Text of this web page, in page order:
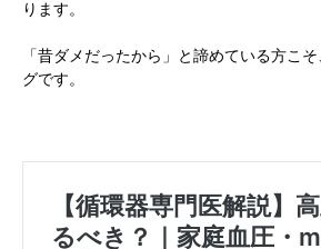
ります。
「昔ダメだったから」と諦めている方こ
グです。